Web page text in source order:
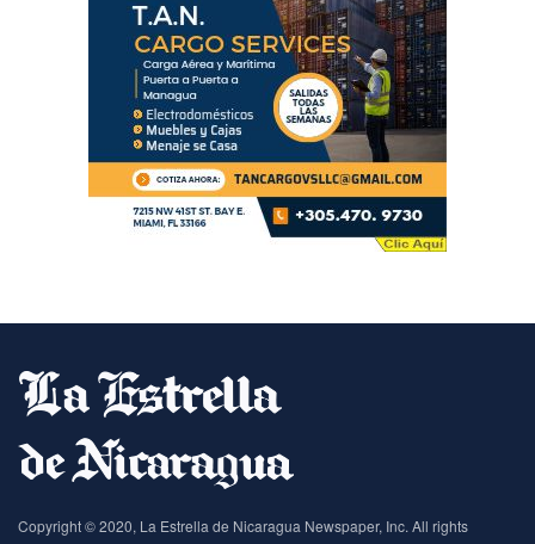
Copyright © 2020, La Estrella de Nicaragua Newspaper, Inc. All rights